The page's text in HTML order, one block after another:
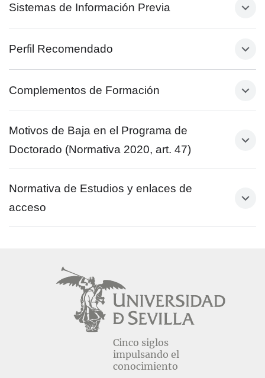
equivalencias de créditos
y valoración de nivel de máster
Sistemas de Información Previa
extranjeros
http://www.admisiondoctorado.us.es
Perfil Recomendado
Complementos de Formación
Motivos de Baja en el Programa de
Doctorado (Normativa 2020, art. 47)
NORMATIVA DE ESTUDIOS DE DOCTORADO DE
LA UNIVERSIDAD DE SEVILLA (17/02/2020), art.
Baja definitiva en el programa de
Normativa de Estudios y enlaces de
acceso
Cinco siglos
impulsando el
conocimiento